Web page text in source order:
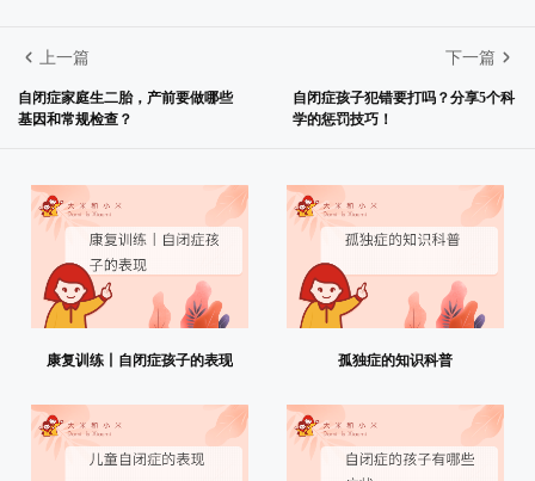
上一篇
自闭症家庭生二胎，产前要做哪些
基因和常规检查？
下一篇
自闭症孩子犯错要打吗？分享5个科
学的惩罚技巧！
康复训练丨自闭症孩子的表现 孤独症的知识科普